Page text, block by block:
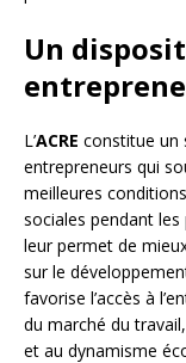
Un
L’ACRE constitue un
entrepreneurs qui
meilleures
sociales pendant les
leur permet de
sur le
favorise l’accès à
du marché du
et au dynamisme